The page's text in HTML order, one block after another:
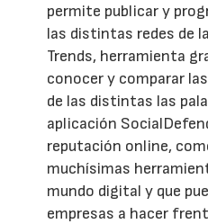
permite publicar y
las distintas redes de
Trends, herramienta
conocer y comparar
de las distintas las
aplicación
reputación online,
muchísimas
mundo digital y que
empresas a hacer